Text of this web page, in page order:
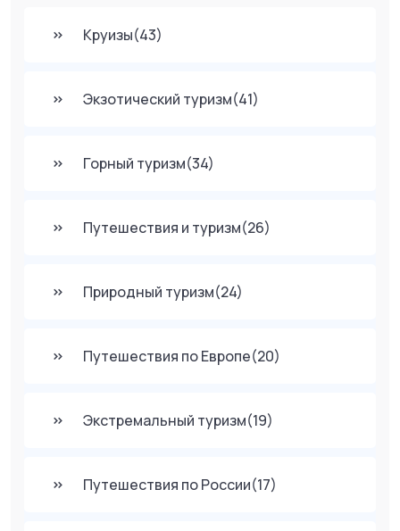
Круизы(43)
Экзотический туризм(41)
Горный туризм(34)
Путешествия и туризм(26)
Природный туризм(24)
Путешествия по Европе(20)
Экстремальный туризм(19)
Путешествия по России(17)